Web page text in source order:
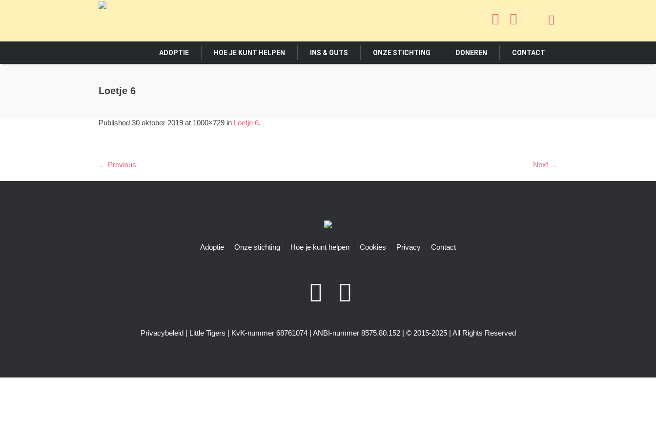
ADOPTIE HOE JE KUNT HELPEN INS & OUTS ONZE STICHTING DONEREN CONTACT
Loetje 6
Published 30 oktober 2019 at 1000×729 in Loetje 6.
← Previous Next →
Adoptie Onze stichting Hoe je kunt helpen Cookies Privacy Contact
Privacybeleid| Little Tigers | KvK-nummer 68761074 | ANBI-nummer 8575.80.152 | © 2015-2025 | All Rights Reserved